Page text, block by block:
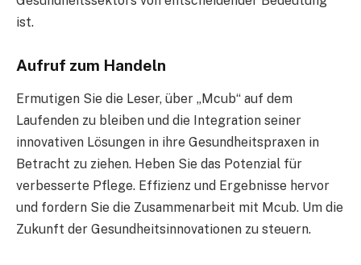
ist.
Aufruf zum Handeln
Ermutigen Sie die Leser, über „Mcub“ auf dem
Laufenden zu bleiben und die Integration seiner
innovativen Lösungen in ihre Gesundheitspraxen in
Betracht zu ziehen. Heben Sie das Potenzial für
verbesserte Pflege. Effizienz und Ergebnisse hervor
und fordern Sie die Zusammenarbeit mit Mcub. Um die
Zukunft der Gesundheitsinnovationen zu steuern.